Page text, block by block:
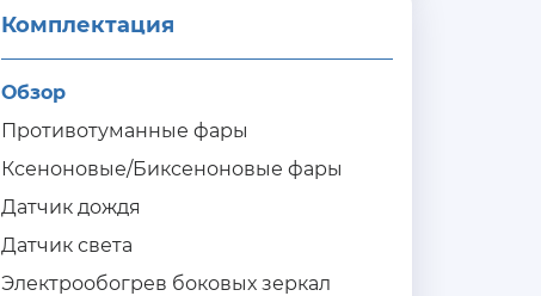
Комплектация
Обзор
Противотуманные фары
Ксеноновые/Биксеноновые фары
Датчик дождя
Датчик света
Электрообогрев боковых зеркал